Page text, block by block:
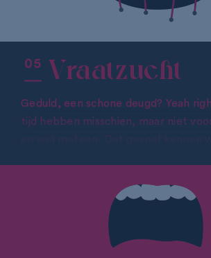
Vraatzucht
Geduld, een schone deugd? Yeah
tijd hebben misschien, maar niet voor
vinger aan de pols en u bij de les.
opportuniteit ten volle grijpt.
BENT U OOK VRAATZUCHTIG?